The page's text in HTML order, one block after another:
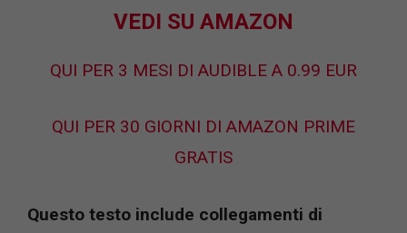
VEDI SU AMAZON
QUI PER 3 MESI DI AUDIBLE A 0.99 EUR
QUI PER 30 GIORNI DI AMAZON PRIME
GRATIS
Questo testo include collegamenti di